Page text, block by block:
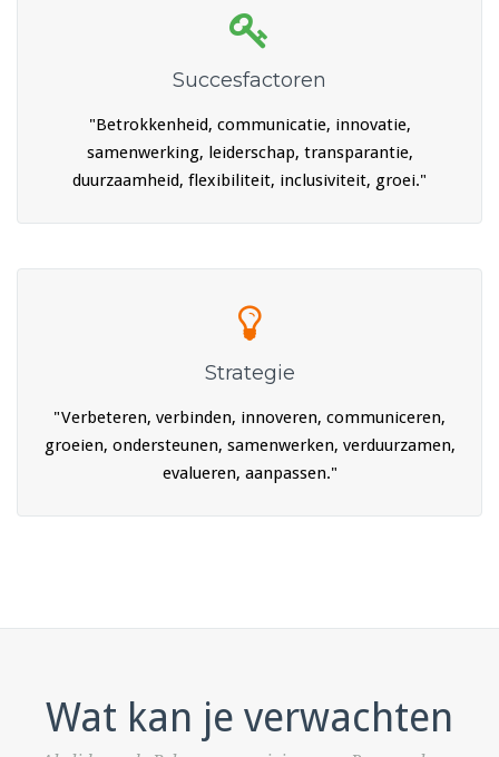
Succesfactoren
"Betrokkenheid, communicatie, innovatie,
samenwerking, leiderschap, transparantie,
duurzaamheid, flexibiliteit, inclusiviteit, groei."
Strategie
"Verbeteren, verbinden, innoveren, communiceren,
groeien, ondersteunen, samenwerken, verduurzamen,
evalueren, aanpassen."
Wat kan je verwachten